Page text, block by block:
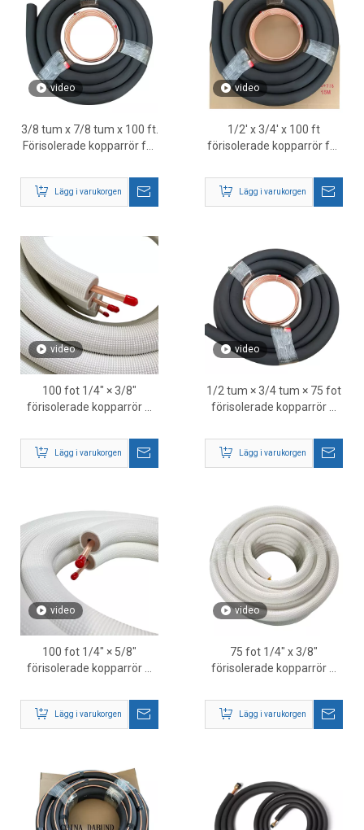
video
3/8 tum x 7/8 tum x 100 ft.
Förisolerade kopparrör för
Lägg i varukorgen
video
1/2' x 3/4' x 100 ft
förisolerade kopparrör för
luftkonditioneringssystem
Lägg i varukorgen
video
100 fot 1/4″ × 3/8″
förisolerade kopparrör –
köldmedieledningssats
Lägg i varukorgen
video
1/2 tum × 3/4 tum × 75 fot
förisolerade kopparrör –
köldmedieledningssats
Lägg i varukorgen
video
100 fot 1/4″ × 5/8″
förisolerade kopparrör –
köldmedieledningssats
Lägg i varukorgen
video
75 fot 1/4″ x 3/8″
förisolerade kopparrör –
för Mini Split-system
Lägg i varukorgen